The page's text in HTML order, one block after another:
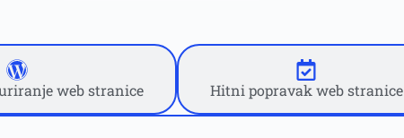
web stranice Hitni popravak web stranice